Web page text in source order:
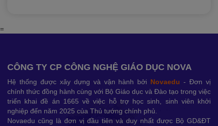
=
CÔNG TY CP CÔNG NGHỆ GIÁO DỤC NOVA
Hệ thống được xây dựng và vận hành bởi Novaedu - Đơn vị
chính thức đồng hành cùng với Bộ Giáo dục và Đào tạo trong việc
triển khai đề án 1665 về việc hỗ trợ học sinh, sinh viên khởi
nghiệp đến năm 2025 của Thủ tướng chính phủ.
Novaedu cũng là đơn vị đầu tiên và duy nhất được Bộ GD&ĐT